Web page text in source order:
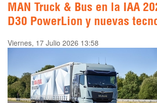
MAN Truck & Bus en la IAA
D30 PowerLion y nuevas
Viernes, 17 Julio 2026 13:58